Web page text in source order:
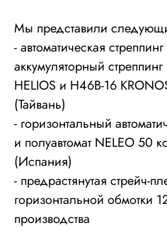
Мы представили
- автоматическая
аккумуляторный
HELIOS и H46B-16
(Тайвань)
- горизонтальный
и полуавтомат NELEO 50
(Испания)
- предрастянутая стрейч-
горизонтальной обмотки
производства